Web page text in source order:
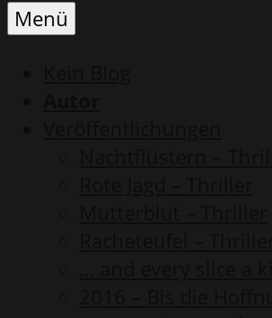
Christian
Schmerz.
Angst.
Menü